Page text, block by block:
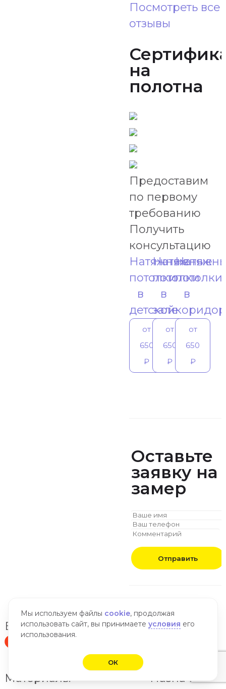
Посмотреть все
отзывы
на
полотна
Предоставим
по первому
требованию
Получить
консультацию
Натяжные
потолки
в
детской
от
650
₽
Натяжные
потолки
в
зале
от
650
₽
потолки
в
от
650
₽
Оставьте
заявку на
замер
Отправить
Вызов замерщика
Оставить отзыв
Материалы
Назначение
Мы используем файлы cookie, продолжая
использовать сайт, вы принимаете условия его
использования.
ОК